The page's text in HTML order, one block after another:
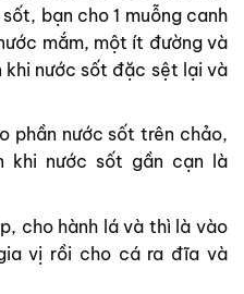
bạn cho 1 muỗng canh
mắm, một ít đường và
nước sốt đặc sệt lại và
phần nước sốt trên chảo,
khi nước sốt gần cạn là
cho hành lá và thì là vào
vị rồi cho cá ra đĩa và